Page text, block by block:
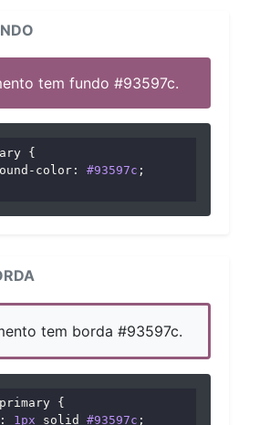
tem fundo #93597c.
{
color : #93597c ;
tem borda #93597c.
{
: 1px solid #93597c ;